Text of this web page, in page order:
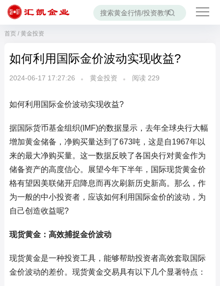
首页/ 黄金投资
如何利用国际金价波动实现收益?
2024-06-17 17:27:26 黄金投资 阅读 229
如何利用国际金价波动实现收益?
据国际货币基金组织(IMF)的数据显示，去年全球央行大幅
增加黄金储备，净购买量达到了673吨，这是自1967年以
来的最大净购买量。这一数据反映了各国央行对黄金作为
储备资产的高度信心。展望今年下半年，国际现货黄金价
格有望因美联储开启降息而再次刷新历史新高。那么，作
为一般的中小投资者，应该如何利用国际金价的波动，为
自己创造收益呢?
现货黄金：高效捕捉金价波动
现货黄金是一种投资工具，能够帮助投资者高效套取国际
金价波动的差价。现货黄金交易具有以下几个显著特点：